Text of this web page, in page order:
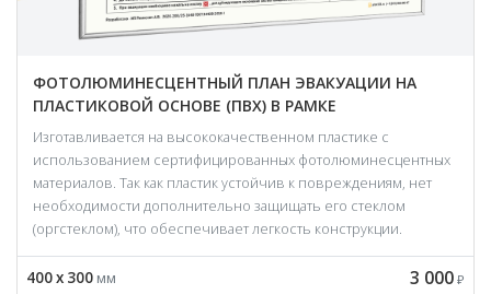
ФОТОЛЮМИНЕСЦЕНТНЫЙ ПЛАН ЭВАКУАЦИИ НА
ПЛАСТИКОВОЙ ОСНОВЕ (ПВХ) В РАМКЕ
Изготавливается на высококачественном пластике с
использованием сертифицированных фотолюминесцентных
материалов. Так как пластик устойчив к повреждениям, нет
необходимости дополнительно защищать его стеклом
(оргстеклом), что обеспечивает легкость конструкции.
400 x 300 мм 3 000 ₽